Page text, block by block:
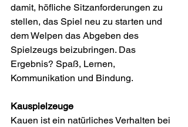
damit, höfliche Sitzanforderungen zu
stellen, das Spiel neu zu starten und
dem Welpen das Abgeben des
Spielzeugs beizubringen. Das
Ergebnis? Spaß, Lernen,
Kommunikation und Bindung.
Kauspielzeuge
Kauen ist ein natürliches Verhalten bei